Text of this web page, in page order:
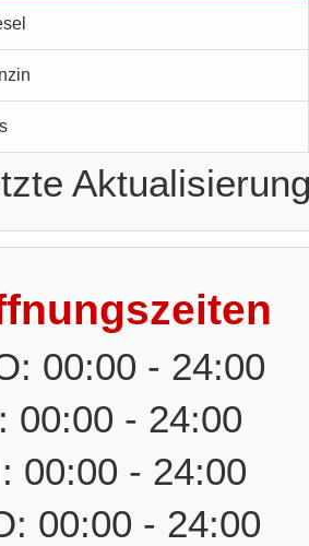
00:00 - 24:00
00:00 - 24:00
00:00 - 24:00
00:00 - 24:00